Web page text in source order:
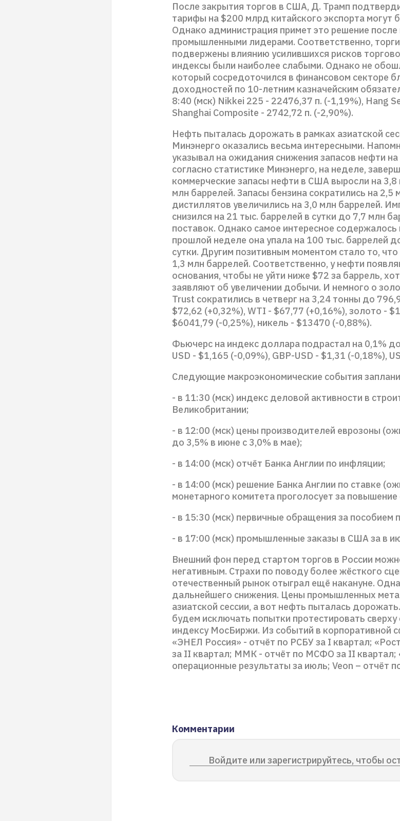
После закрытия торгов в США, Д. Трамп
тарифы на $200 млрд китайского экспорта
Однако администрация примет это решение после
промышленными лидерами. Соответственно,
подвержены влиянию усилившихся рисков
индексы были наиболее слабыми. Однако не
который сосредоточился в финансовом секторе
доходностей по 10-летним казначейским
8:40 (мск) Nikkei 225 - 22476,37 п. (-1,19%), Hang
Shanghai Composite - 2742,72 п. (-2,90%).
Нефть пыталась дорожать в рамках азиатской
Минэнерго оказались весьма интересными.
указывал на ожидания снижения запасов нефти
согласно статистике Минэнерго, на неделе,
коммерческие запасы нефти в США выросли на
млн баррелей. Запасы бензина сократились на 2,5
дистиллятов увеличились на 3,0 млн баррелей.
снизился на 21 тыс. баррелей в сутки до 7,7 млн
поставок. Однако самое интересное
прошлой неделе она упала на 100 тыс. баррелей
сутки. Другим позитивным моментом стало то,
1,3 млн баррелей. Соответственно, у нефти
основания, чтобы не уйти ниже $72 за баррель,
заявляют об увеличении добычи. И немного о
Trust сократились в четверг на 3,24 тонны до
$72,62 (+0,32%), WTI - $67,77 (+0,16%), золото -
$6041,79 (-0,25%), никель - $13470 (-0,88%).
Фьючерс на индекс доллара подрастал на 0,1%
USD - $1,165 (-0,09%), GBP-USD - $1,31 (-0,18%),
Следующие макроэкономические события
- в 11:30 (мск) индекс деловой активности в
Великобритании;
- в 12:00 (мск) цены производителей еврозоны
до 3,5% в июне с 3,0% в мае);
- в 14:00 (мск) отчёт Банка Англии по инфляции;
- в 14:00 (мск) решение Банка Англии по ставке
монетарного комитета проголосует за
- в 15:30 (мск) первичные обращения за пособием
- в 17:00 (мск) промышленные заказы в США за в
Внешний фон перед стартом торгов в России
негативным. Страхи по поводу более жёсткого
отечественный рынок отыграл ещё накануне.
дальнейшего снижения. Цены промышленных
азиатской сессии, а вот нефть пыталась
будем исключать попытки протестировать
индексу МосБиржи. Из событий в корпоративной
«ЭНЕЛ Россия» - отчёт по РСБУ за I квартал;
за II квартал; ММК - отчёт по МСФО за II квартал;
операционные результаты за июль; Veon – отчёт
Комментарии
Войдите или зарегистрируйтесь, чтобы